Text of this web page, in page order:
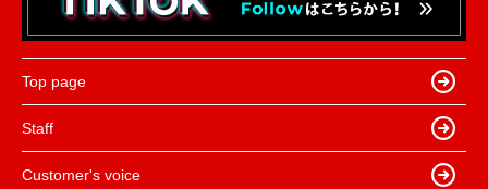
Top page
Staff
Customer's voice